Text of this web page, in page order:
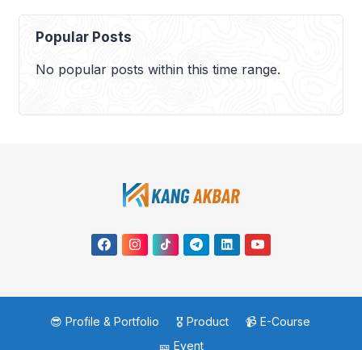
Popular Posts
No popular posts within this time range.
😎 Profile & Portfolio 🎖️ Product
📹 E-Course
🎫 Event